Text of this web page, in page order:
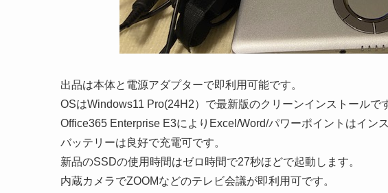
出品は本体と電源アダプターで即利用可能です。
OSはWindows11 Pro(24H2）で最新版のクリーンインストールで
Office365 Enterprise E3によりExcel/Word/パワーポイントはイン
バッテリーは良好で充電可です。
新品のSSDの使用時間はゼロ時間で27秒ほどで起動します。
内蔵カメラでZOOMなどのテレビ会議が即利用可です。